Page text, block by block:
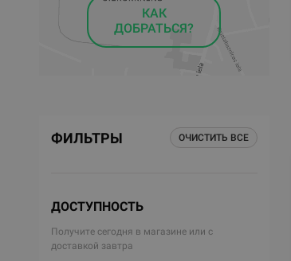
КАК
ДОБРАТЬСЯ?
ФИЛЬТРЫ ОЧИСТИТЬ ВСЕ
ДОСТУПНОСТЬ
Получите сегодня в магазине или с
доставкой завтра